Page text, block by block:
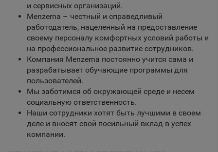
и сервисных организаций.
Menzerna – честный и справедливый
работодатель, нацеленный на предоставление
своему персоналу комфортных условий работы и
на профессиональное развитие сотрудников.
Компания Мenzerna постоянно учится сама и
разрабатывает обучающие программы для
пользователей.
Мы заботимся об окружающей среде и несем
социальную ответственность.
Наши сотрудники хотят быть лучшими в своем
деле и вносят свой посильный вклад в успех
компании.